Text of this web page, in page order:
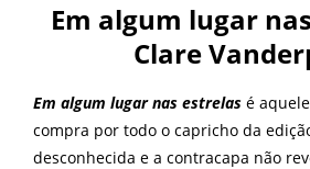
Em algum lugar
Clare
Em algum lugar nas estrelas é
compra por todo o capricho da
desconhecida e a contracapa não